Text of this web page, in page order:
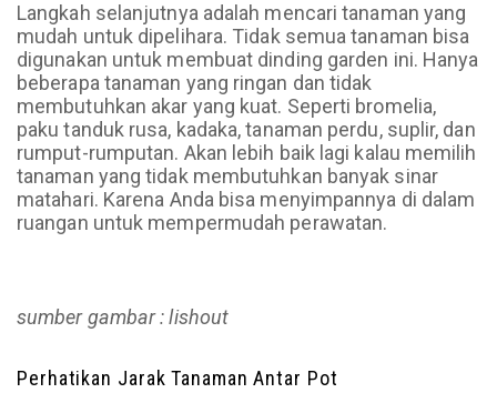
Langkah selanjutnya adalah mencari tanaman yang
mudah untuk dipelihara. Tidak semua tanaman bisa
digunakan untuk membuat dinding garden ini. Hanya
beberapa tanaman yang ringan dan tidak
membutuhkan akar yang kuat. Seperti bromelia,
paku tanduk rusa, kadaka, tanaman perdu, suplir, dan
rumput-rumputan. Akan lebih baik lagi kalau memilih
tanaman yang tidak membutuhkan banyak sinar
matahari. Karena Anda bisa menyimpannya di dalam
ruangan untuk mempermudah perawatan.
sumber gambar : lishout
Perhatikan Jarak Tanaman Antar Pot